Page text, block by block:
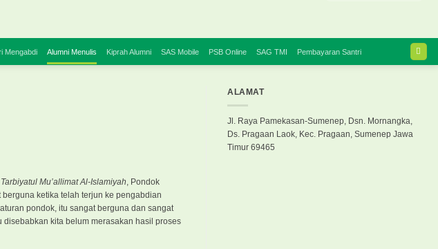
Mengabdi Alumni Menulis Kiprah Alumni SAS Mobile PSB Online SAG TMI Pembayaran Santri
Tarbiyatul Mu’allimat Al-Islamiyah, Pondok
ketika telah terjun ke pengabdian
pondok, itu sangat berguna dan sangat
kita belum merasakan hasil proses
ALAMAT
Jl. Raya Pamekasan-Sumenep, Dsn. Mornangka,
Ds. Pragaan Laok, Kec. Pragaan, Sumenep Jawa
Timur 69465